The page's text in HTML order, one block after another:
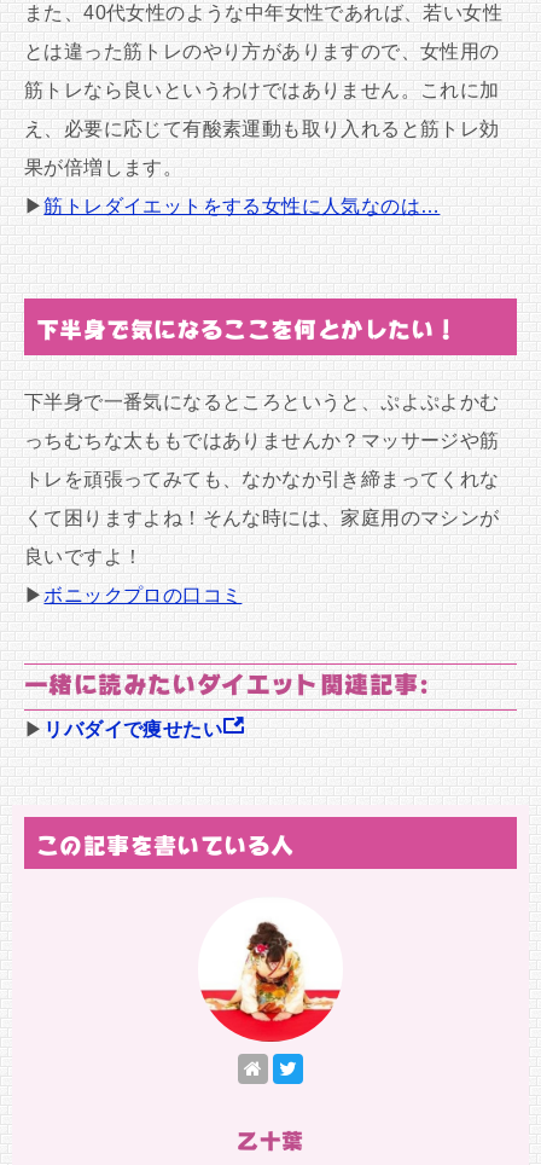
また、40代女性のような中年女性であれば、若い女性
とは違った筋トレのやり方がありますので、女性用の
筋トレなら良いというわけではありません。これに加
え、必要に応じて有酸素運動も取り入れると筋トレ効
果が倍増します。
▶筋トレダイエットをする女性に人気なのは…
下半身で気になるここを何とかしたい！
下半身で一番気になるところというと、ぷよぷよかむ
っちむちな太ももではありませんか？マッサージや筋
トレを頑張ってみても、なかなか引き締まってくれな
くて困りますよね！そんな時には、家庭用のマシンが
良いですよ！
▶ ボニックプロの口コミ
一緒に読みたいダイエット関連記事:
▶ リバダイで痩せたい
この記事を書いている人
乙十葉